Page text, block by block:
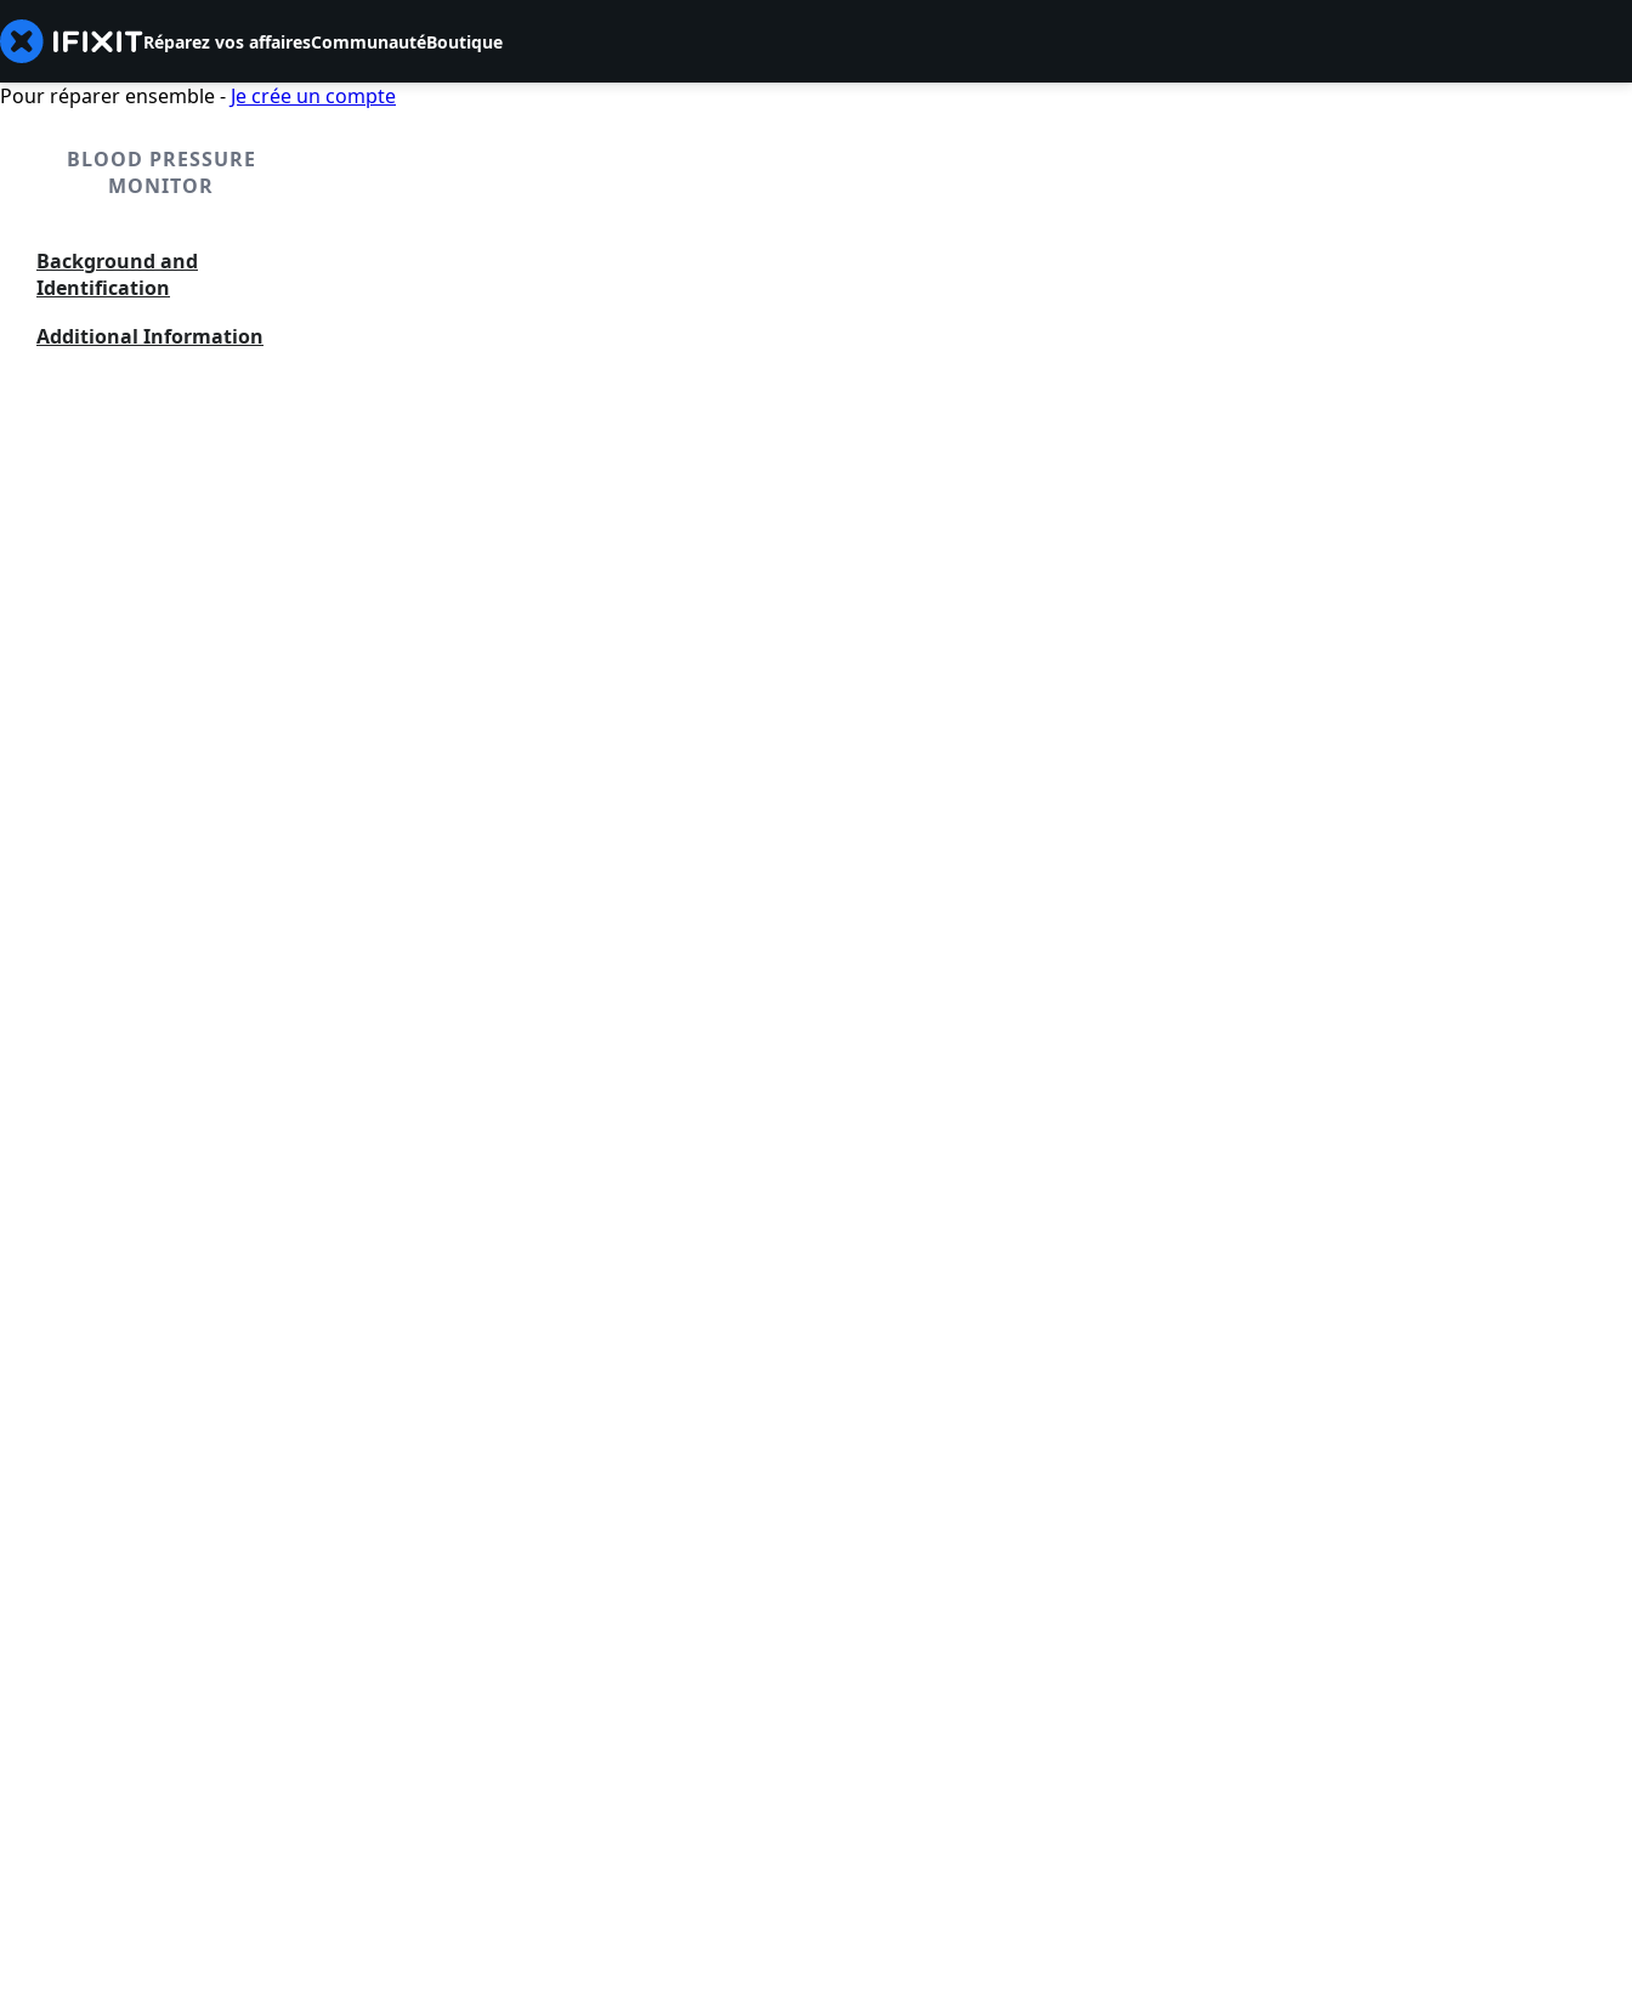
Réparez vos affairesCommunautéBoutique
Pour réparer ensemble - Je crée un compte
BLOOD PRESSURE
MONITOR
Background and
Identification
Additional Information